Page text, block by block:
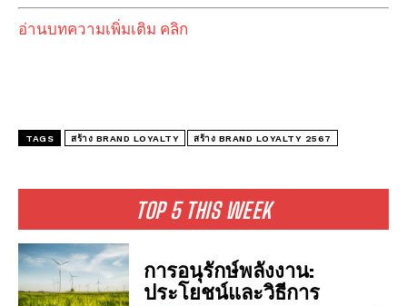
TOP 5 THIS WEEK
การอนุรักษ์พลังงาน:
ประโยชน์และวิธีการ
อ่านบทความเพิ่มเติม คลิก
TAGS สร้าง BRAND LOYALTY สร้าง BRAND LOYALTY 2567